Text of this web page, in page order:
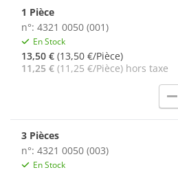
1 Pièce
n°: 4321 0050 (001)
En Stock
13,50 € (13,50 €/Pièce)
11,25 € (11,25 €/Pièce) hors taxe
remove
3 Pièces
n°: 4321 0050 (003)
En Stock